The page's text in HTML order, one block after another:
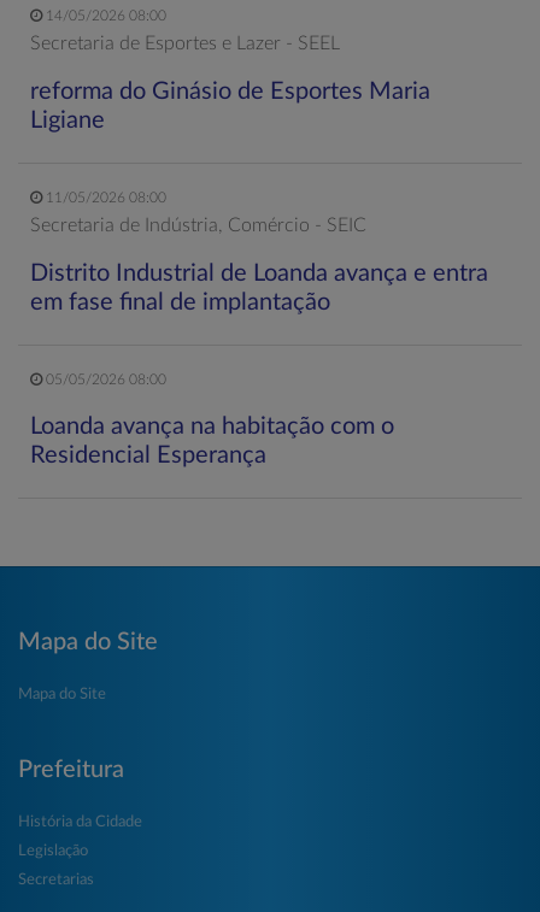
14/05/2026 08:00
Secretaria de Esportes e Lazer - SEEL
reforma do Ginásio de Esportes Maria
Ligiane
11/05/2026 08:00
Secretaria de Indústria, Comércio - SEIC
Distrito Industrial de Loanda avança e entra
em fase final de implantação
05/05/2026 08:00
Loanda avança na habitação com o
Residencial Esperança
Mapa do Site
Mapa do Site
Prefeitura
História da Cidade
Legislação
Secretarias